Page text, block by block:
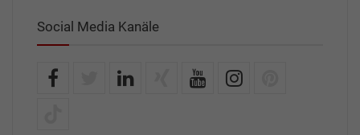
Social Media Kanäle